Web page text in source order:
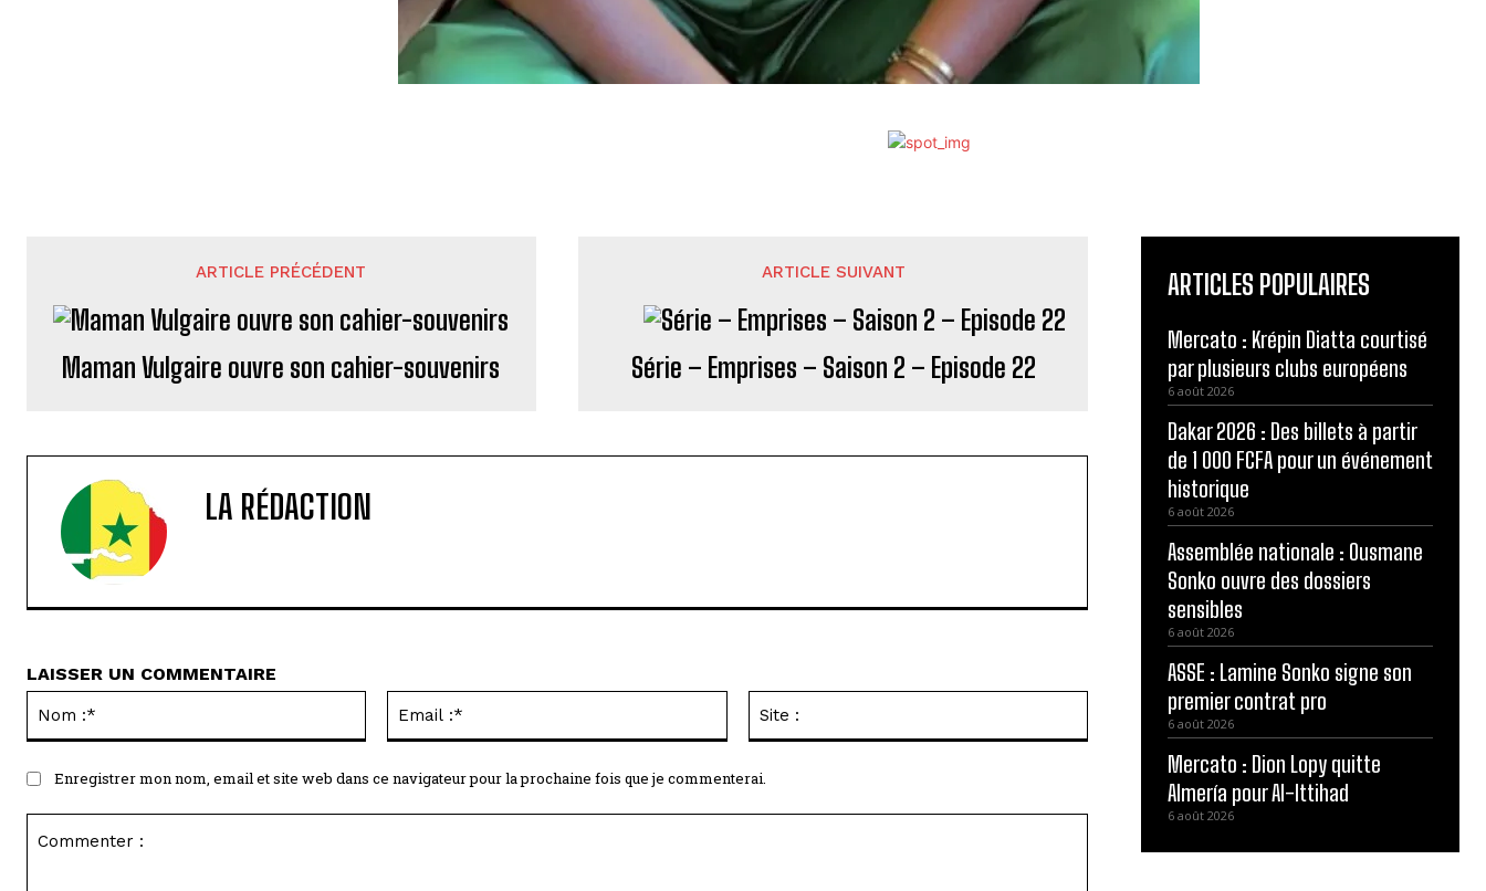
ARTICLE PRÉCÉDENT
Maman Vulgaire ouvre son cahier-souvenirs
ARTICLE SUIVANT
Série – Emprises – Saison 2 – Episode 22
LA RÉDACTION
LAISSER UN COMMENTAIRE
Enregistrer mon nom, email et site web dans ce navigateur pour la prochaine fois que je commenterai.
ARTICLES POPULAIRES
Mercato : Krépin Diatta courtisé
par plusieurs clubs européens
6 août 2026
Dakar 2026 : Des billets à partir
de 1 000 FCFA pour un événement
historique
6 août 2026
Assemblée nationale : Ousmane
Sonko ouvre des dossiers
sensibles
6 août 2026
ASSE : Lamine Sonko signe son
premier contrat pro
6 août 2026
Mercato : Dion Lopy quitte
Almería pour Al-Ittihad
6 août 2026